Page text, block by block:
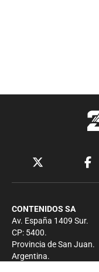
CONTENIDOS SA
Av. España 1409 Sur.
CP: 5400.
Provincia de San Juan.
Argentina.